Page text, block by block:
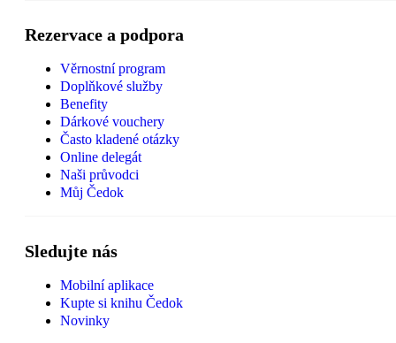
Rezervace a podpora
Věrnostní program
Doplňkové služby
Benefity
Dárkové vouchery
Často kladené otázky
Online delegát
Naši průvodci
Můj Čedok
Sledujte nás
Mobilní aplikace
Kupte si knihu Čedok
Novinky